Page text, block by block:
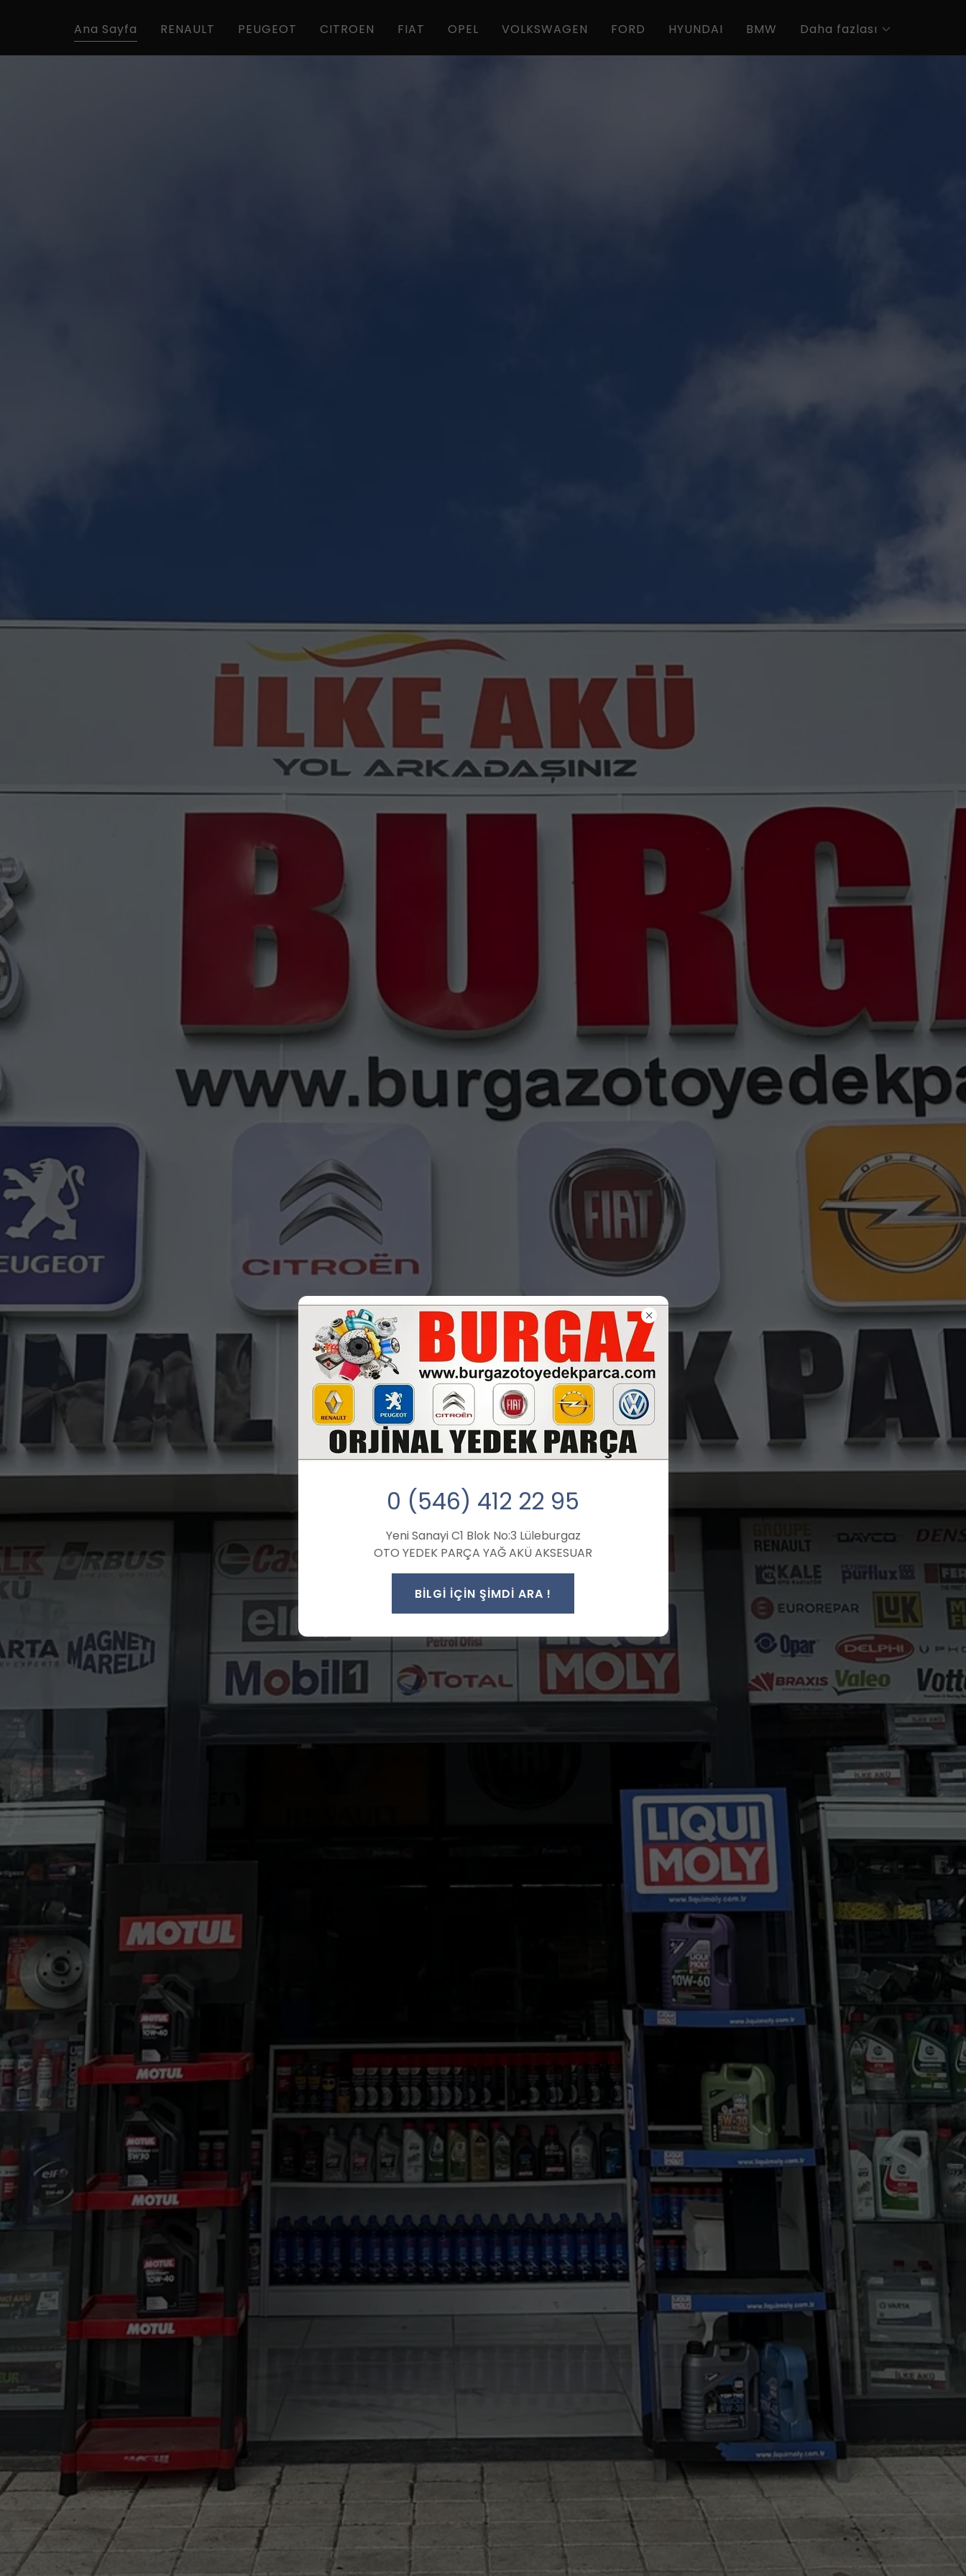
Ana Sayfa RENAULT PEUGEOT CITROEN FIAT OPEL VOLKSWAGEN FORD HYUNDAI BMW Daha fazlası
0 (546) 412 22 95
Yeni Sanayi C1 Blok No:3 Lüleburgaz
OTO YEDEK PARÇA YAĞ AKÜ AKSESUAR
BİLGİ İÇİN ŞİMDİ ARA !